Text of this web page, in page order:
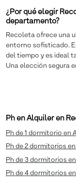
¿Por qué elegir
departamento?
Recoleta ofrece una
entorno sofisticado.
del tiempo y es ideal
Una elección segura
Ph en Alquiler en
Ph de 1 dormitorio en
Ph de 2 dormitorios
Ph de 3 dormitorios
Ph de 4 dormitorios